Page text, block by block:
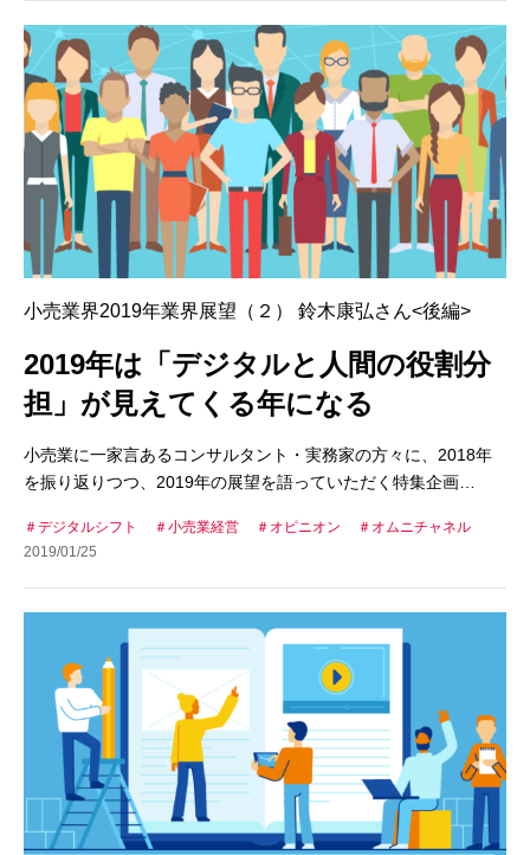
小売業界2019年業界展望（２） 鈴木康弘さん<後編>
2019年は「デジタルと人間の役割分
担」が見えてくる年になる
小売業に一家言あるコンサルタント・実務家の方々に、2018年
を振り返りつつ、2019年の展望を語っていただく特集企画…
デジタルシフト 小売業経営 オピニオン
オムニチャネル
2019/01/25